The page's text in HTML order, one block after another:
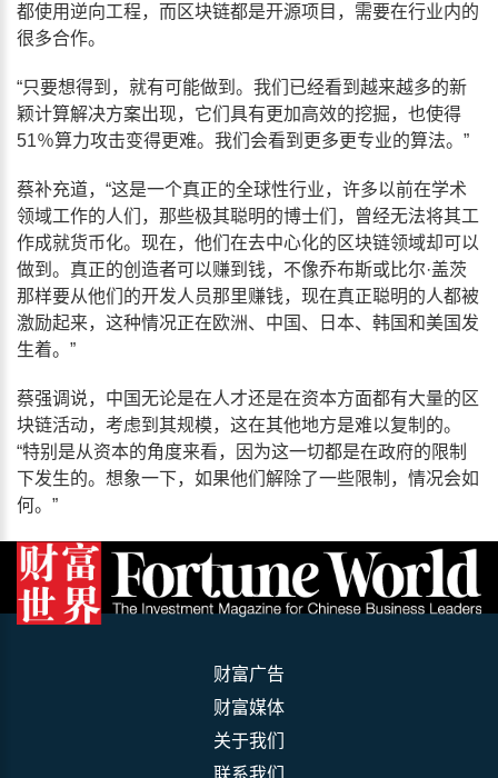
都使用逆向工程，而区块链都是开源项目，需要在行业内的
很多合作。
“只要想得到，就有可能做到。我们已经看到越来越多的新
颖计算解决方案出现，它们具有更加高效的挖掘，也使得
51％算力攻击变得更难。我们会看到更多更专业的算法。”
蔡补充道，“这是一个真正的全球性行业，许多以前在学术
领域工作的人们，那些极其聪明的博士们，曾经无法将其工
作成就货币化。现在，他们在去中心化的区块链领域却可以
做到。真正的创造者可以赚到钱，不像乔布斯或比尔·盖茨
那样要从他们的开发人员那里赚钱，现在真正聪明的人都被
激励起来，这种情况正在欧洲、中国、日本、韩国和美国发
生着。”
蔡强调说，中国无论是在人才还是在资本方面都有大量的区
块链活动，考虑到其规模，这在其他地方是难以复制的。
“特别是从资本的角度来看，因为这一切都是在政府的限制
下发生的。想象一下，如果他们解除了一些限制，情况会如
何。”
财富广告
财富媒体
关于我们